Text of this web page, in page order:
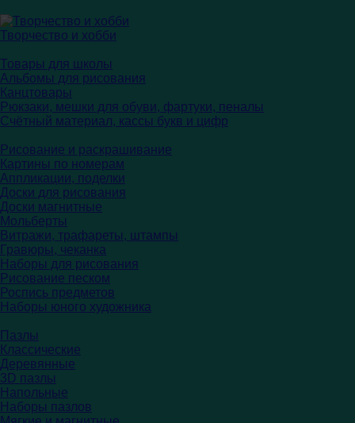
Творчество и хобби
Товары для школы
Альбомы для рисования
Канцтовары
Рюкзаки, мешки для обуви, фартуки, пеналы
Счётный материал, кассы букв и цифр
Рисование и раскрашивание
Картины по номерам
Аппликации, поделки
Доски для рисования
Доски магнитные
Мольберты
Витражи, трафареты, штампы
Гравюры, чеканка
Наборы для рисования
Рисование песком
Роспись предметов
Наборы юного художника
Пазлы
Классические
Деревянные
3D пазлы
Напольные
Наборы пазлов